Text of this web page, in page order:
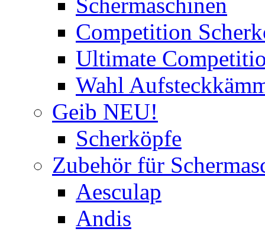
Schermaschinen
Competition
Ultimate
Wahl
Geib NEU!
Scherköpfe
Zubehör für
Aesculap
Andis